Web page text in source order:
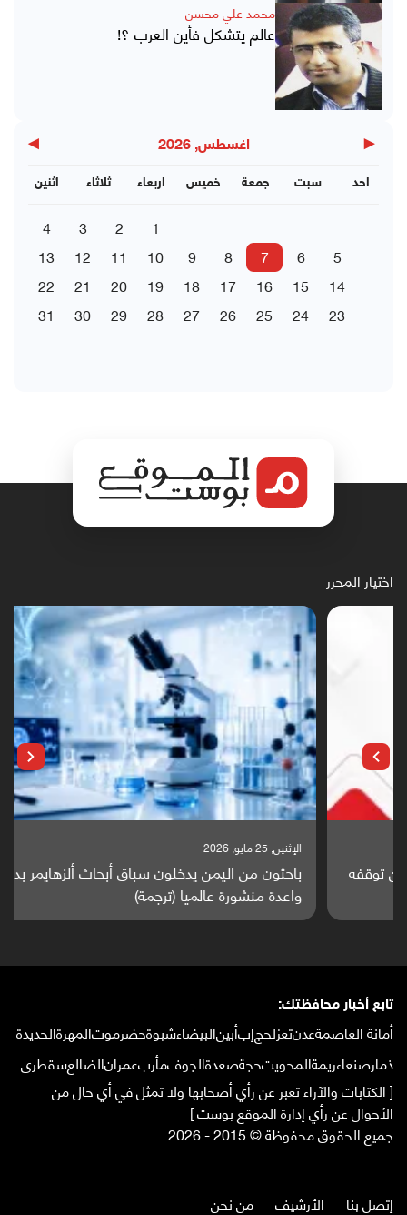
محمد علي محسن
عالم يتشكل فأين العرب ؟!
◀ اغسطس, 2026 ▶
اثنين ثلاثاء اربعاء خميس جمعة سبت احد
1
2
3
4
5
6
7
8
9
10
11
12
13
14
15
16
17
18
19
20
21
22
23
24
25
26
27
28
29
30
31
اختيار المحرر
باحثون من اليمن يدخلون سباق أبحاث ألزهايمر بدراسة
واعدة منشورة عالميا (ترجمة)
تابع أخبار محافظتك:
أمانة العاصمةعدنتعزلحجإبأبينالبيضاءشبوةحضرموتالمهرةالحديدة
ذمارصنعاءريمةالمحويتحجةصعدةالجوفمأربعمرانالضالعسقطرى
[ الكتابات والآراء تعبر عن رأي أصحابها ولا تمثل في أي حال من
الأحوال عن رأي إدارة الموقع بوست ]
جميع الحقوق محفوظة © 2015 - 2026
إتصل بنا الأرشيف من نحن